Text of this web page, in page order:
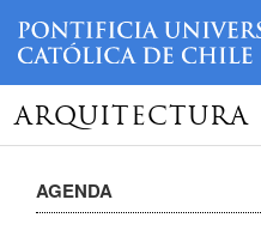
ARQUITECTURA
AGENDA